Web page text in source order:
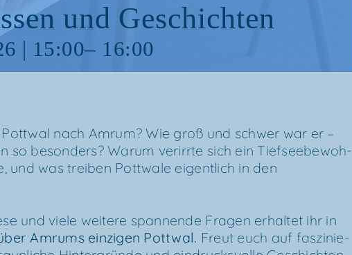
und Geschichten
| 15:00– 16:00
nach Amrum? Wie groß und schwer war er –
so beson­ders? War­um ver­irr­te sich ein Tief­see­be­woh­
und was trei­ben Pott­wa­le eigent­lich in den
und vie­le wei­te­re span­nen­de Fra­gen erhal­tet ihr in
Amrums ein­zi­gen Pott­wal. Freut euch auf fas­zi­nie­